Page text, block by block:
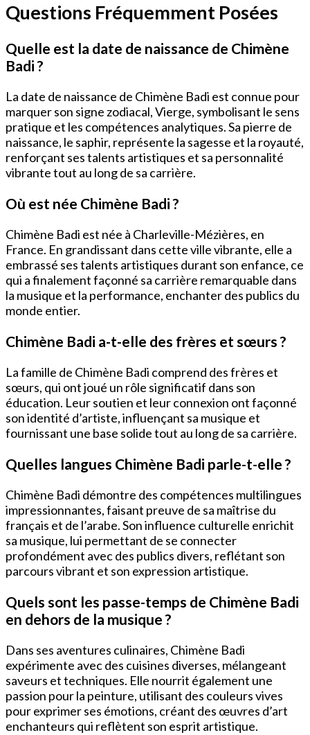
Questions Fréquemment Posées
Quelle est la date de naissance de Chimène
Badi ?
La date de naissance de Chimène Badi est connue pour
marquer son signe zodiacal, Vierge, symbolisant le sens
pratique et les compétences analytiques. Sa pierre de
naissance, le saphir, représente la sagesse et la royauté,
renforçant ses talents artistiques et sa personnalité
vibrante tout au long de sa carrière.
Où est née Chimène Badi ?
Chimène Badi est née à Charleville-Mézières, en
France. En grandissant dans cette ville vibrante, elle a
embrassé ses talents artistiques durant son enfance, ce
qui a finalement façonné sa carrière remarquable dans
la musique et la performance, enchanter des publics du
monde entier.
Chimène Badi a-t-elle des frères et sœurs ?
La famille de Chimène Badi comprend des frères et
sœurs, qui ont joué un rôle significatif dans son
éducation. Leur soutien et leur connexion ont façonné
son identité d’artiste, influençant sa musique et
fournissant une base solide tout au long de sa carrière.
Quelles langues Chimène Badi parle-t-elle ?
Chimène Badi démontre des compétences multilingues
impressionnantes, faisant preuve de sa maîtrise du
français et de l’arabe. Son influence culturelle enrichit
sa musique, lui permettant de se connecter
profondément avec des publics divers, reflétant son
parcours vibrant et son expression artistique.
Quels sont les passe-temps de Chimène Badi
en dehors de la musique ?
Dans ses aventures culinaires, Chimène Badi
expérimente avec des cuisines diverses, mélangeant
saveurs et techniques. Elle nourrit également une
passion pour la peinture, utilisant des couleurs vives
pour exprimer ses émotions, créant des œuvres d’art
enchanteurs qui reflètent son esprit artistique.